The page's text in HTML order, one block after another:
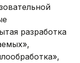
разработка